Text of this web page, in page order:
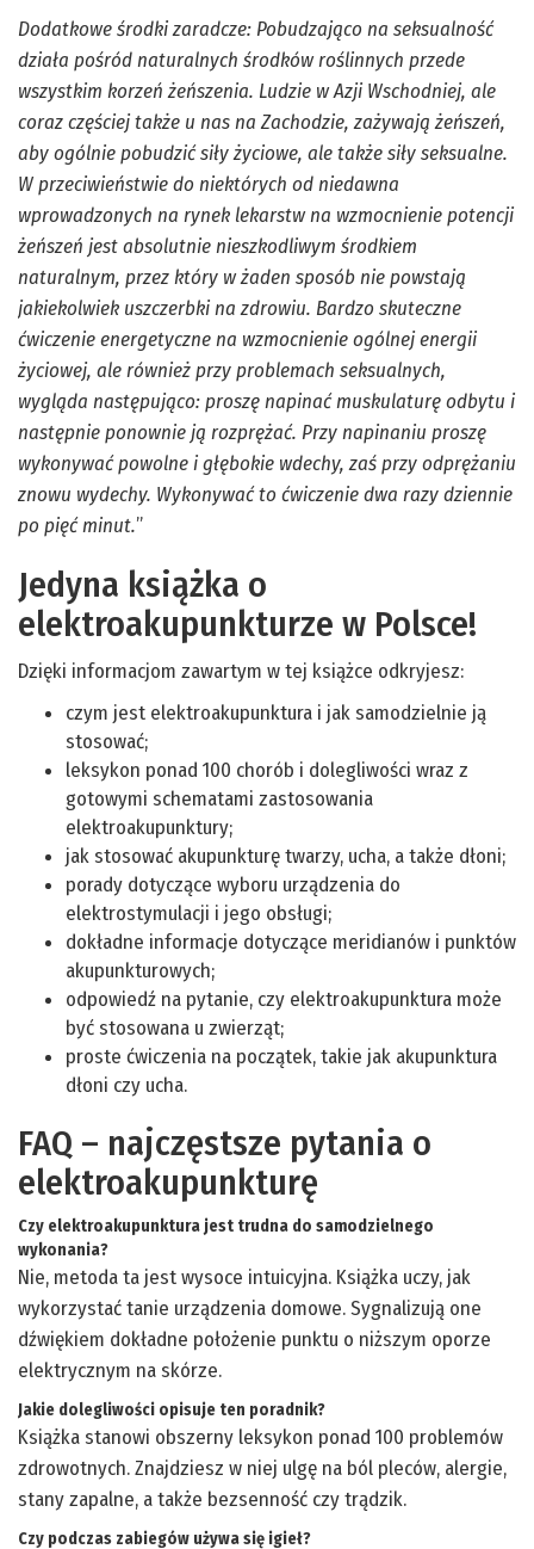
Dodatkowe środki zaradcze: Pobudzająco na seksualność
działa pośród naturalnych środków roślinnych przede
wszystkim korzeń żeńszenia. Ludzie w Azji Wschodniej, ale
coraz częściej także u nas na Zachodzie, zażywają żeńszeń,
aby ogólnie pobudzić siły życiowe, ale także siły seksualne.
W przeciwieństwie do niektórych od niedawna
wprowadzonych na rynek lekarstw na wzmocnienie potencji
żeńszeń jest absolutnie nieszkodliwym środkiem
naturalnym, przez który w żaden sposób nie powstają
jakiekolwiek uszczerbki na zdrowiu. Bardzo skuteczne
ćwiczenie energetyczne na wzmocnienie ogólnej energii
życiowej, ale również przy problemach seksualnych,
wygląda następująco: proszę napinać muskulaturę odbytu i
następnie ponownie ją rozprężać. Przy napinaniu proszę
wykonywać powolne i głębokie wdechy, zaś przy odprężaniu
znowu wydechy. Wykonywać to ćwiczenie dwa razy dziennie
po pięć minut.”
Jedyna książka o
elektroakupunkturze w Polsce!
Dzięki informacjom zawartym w tej książce odkryjesz:
czym jest elektroakupunktura i jak samodzielnie ją
stosować;
leksykon ponad 100 chorób i dolegliwości wraz z
gotowymi schematami zastosowania
elektroakupunktury;
jak stosować akupunkturę twarzy, ucha, a także dłoni;
porady dotyczące wyboru urządzenia do
elektrostymulacji i jego obsługi;
dokładne informacje dotyczące meridianów i punktów
akupunkturowych;
odpowiedź na pytanie, czy elektroakupunktura może
być stosowana u zwierząt;
proste ćwiczenia na początek, takie jak akupunktura
dłoni czy ucha.
FAQ – najczęstsze pytania o
elektroakupunkturę
Czy elektroakupunktura jest trudna do samodzielnego
wykonania?
Nie, metoda ta jest wysoce intuicyjna. Książka uczy, jak
wykorzystać tanie urządzenia domowe. Sygnalizują one
dźwiękiem dokładne położenie punktu o niższym oporze
elektrycznym na skórze.
Jakie dolegliwości opisuje ten poradnik?
Książka stanowi obszerny leksykon ponad 100 problemów
zdrowotnych. Znajdziesz w niej ulgę na ból pleców, alergie,
stany zapalne, a także bezsenność czy trądzik.
Czy podczas zabiegów używa się igieł?